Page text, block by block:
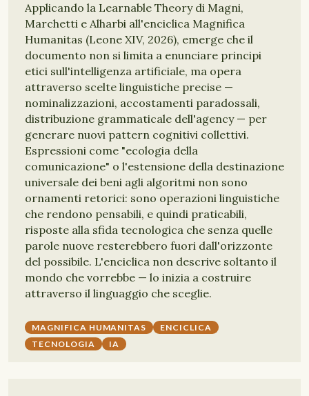
Applicando la Learnable Theory di Magni,
Marchetti e Alharbi all'enciclica Magnifica
Humanitas (Leone XIV, 2026), emerge che il
documento non si limita a enunciare principi
etici sull'intelligenza artificiale, ma opera
attraverso scelte linguistiche precise —
nominalizzazioni, accostamenti paradossali,
distribuzione grammaticale dell'agency — per
generare nuovi pattern cognitivi collettivi.
Espressioni come "ecologia della
comunicazione" o l'estensione della destinazione
universale dei beni agli algoritmi non sono
ornamenti retorici: sono operazioni linguistiche
che rendono pensabili, e quindi praticabili,
risposte alla sfida tecnologica che senza quelle
parole nuove resterebbero fuori dall'orizzonte
del possibile. L'enciclica non descrive soltanto il
mondo che vorrebbe — lo inizia a costruire
attraverso il linguaggio che sceglie.
MAGNIFICA HUMANITAS
ENCICLICA
TECNOLOGIA
IA